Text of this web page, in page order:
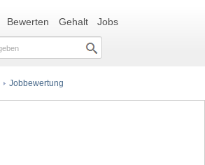
Bewerten Gehalt Jobs
Jobbewertung